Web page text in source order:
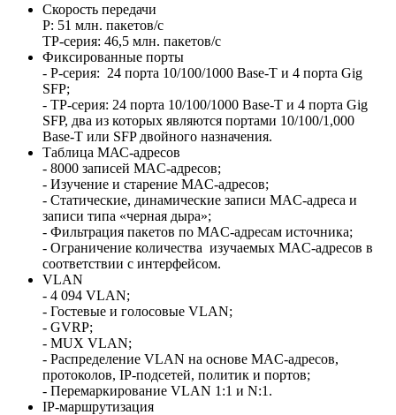
Скорость передачи
P: 51 млн. пакетов/с
TP-серия: 46,5 млн. пакетов/с
Фиксированные порты
- P-серия: 24 порта 10/100/1000 Base-T и 4 порта Gig
SFP;
- TP-серия: 24 порта 10/100/1000 Base-T и 4 порта Gig
SFP, два из которых являются портами 10/100/1,000
Base-T или SFP двойного назначения.
Таблица МАС-адресов
- 8000 записей MAC-адресов;
- Изучение и старение MAC-адресов;
- Статические, динамические записи MAC-адреса и
записи типа «черная дыра»;
- Фильтрация пакетов по MAC-адресам источника;
- Ограничение количества изучаемых MAC-адресов в
соответствии с интерфейсом.
VLAN
- 4 094 VLAN;
- Гостевые и голосовые VLAN;
- GVRP;
- MUX VLAN;
- Распределение VLAN на основе MAC-адресов,
протоколов, IP-подсетей, политик и портов;
- Перемаркирование VLAN 1:1 и N:1.
IP-маршрутизация